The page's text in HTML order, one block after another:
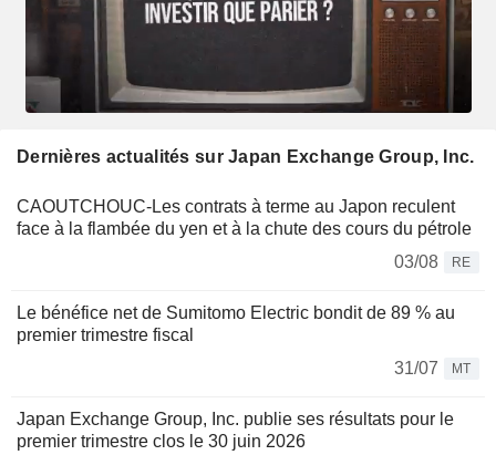
Dernières actualités sur Japan Exchange Group, Inc.
CAOUTCHOUC-Les contrats à terme au Japon reculent
face à la flambée du yen et à la chute des cours du pétrole
03/08
RE
Le bénéfice net de Sumitomo Electric bondit de 89 % au
premier trimestre fiscal
31/07
MT
Japan Exchange Group, Inc. publie ses résultats pour le
premier trimestre clos le 30 juin 2026